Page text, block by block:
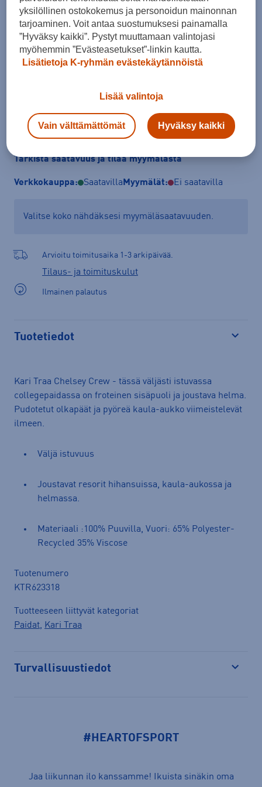
Koko
XS
Kokotaulukko
Tarkista saatavuus ja tilaa myymälästä
Verkkokauppa: Saatavilla Myymälät: Ei saatavilla
Valitse koko nähdäksesi myymäläsaatavuuden.
Arvioitu toimitusaika 1-3 arkipäivää.
Tilaus- ja toimituskulut
Ilmainen palautus
Tuotetiedot
Kari Traa Chelsey Crew - tässä väljästi istuvassa
collegepaidassa on froteinen sisäpuoli ja joustava helma.
Pudotetut olkapäät ja pyöreä kaula-aukko viimeistelevät
ilmeen.
Väljä istuvuus
Joustavat resorit hihansuissa, kaula-aukossa ja
helmassa.
Materiaali :100% Puuvilla, Vuori: 65% Polyester-
Recycled 35% Viscose
Tuotenumero
KTR623318
Tuotteeseen liittyvät kategoriat
Paidat, Kari Traa
Turvallisuustiedot
#HEARTOFSPORT
Jaa liikunnan ilo kanssamme! Ikuista sinäkin oma
yksilöllinen ostokokemus ja personoidun mainonnan
tarjoaminen. Voit antaa suostumuksesi painamalla
”Hyväksy kaikki”. Pystyt muuttamaan valintojasi
myöhemmin ”Evästeasetukset”-linkin kautta.
Lisätietoja K-ryhmän evästekäytännöistä
Lisää valintoja
Vain välttämättömät Hyväksy kaikki